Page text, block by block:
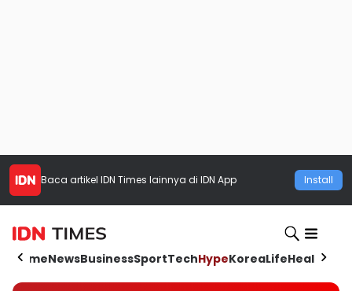
Baca artikel IDN Times lainnya di IDN App Install
HomeNewsBusinessSportTechHypeKoreaLifeHealth